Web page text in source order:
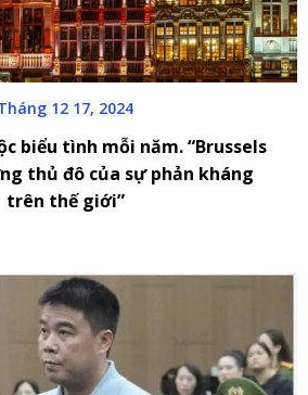
12 17, 2024
biểu tình mỗi năm. “Brussels
thủ đô của sự phản kháng
trên thế giới”